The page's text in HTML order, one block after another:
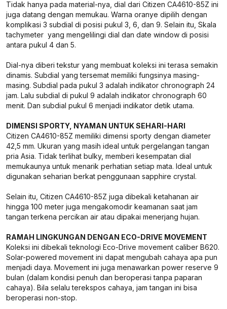
Tidak hanya pada material-nya, dial dari Citizen CA4610-85Z ini
juga datang dengan memukau. Warna oranye dipilih dengan
komplikasi 3 subdial di posisi pukul 3, 6, dan 9. Selain itu, Skala
tachymeter yang mengelilingi dial dan date window di posisi
antara pukul 4 dan 5.
Dial-nya diberi tekstur yang membuat koleksi ini terasa semakin
dinamis. Subdial yang tersemat memiliki fungsinya masing-
masing. Subdial pada pukul 3 adalah indikator chronograph 24
jam. Lalu subdial di pukul 9 adalah indikator chronograph 60
menit. Dan subdial pukul 6 menjadi indikator detik utama.
DIMENSI SPORTY, NYAMAN UNTUK SEHARI-HARI
Citizen CA4610-85Z memiliki dimensi sporty dengan diameter
42,5 mm. Ukuran yang masih ideal untuk pergelangan tangan
pria Asia. Tidak terlihat bulky, memberi kesempatan dial
memukaunya untuk menarik perhatian setiap mata. Ideal untuk
digunakan seharian berkat penggunaan sapphire crystal.
Selain itu, Citizen CA4610-85Z juga dibekali ketahanan air
hingga 100 meter juga mengakomodir keamanan saat jam
tangan terkena percikan air atau dipakai menerjang hujan.
RAMAH LINGKUNGAN DENGAN ECO-DRIVE MOVEMENT
Koleksi ini dibekali teknologi Eco-Drive movement caliber B620.
Solar-powered movement ini dapat mengubah cahaya apa pun
menjadi daya. Movement ini juga menawarkan power reserve 9
bulan (dalam kondisi penuh dan beroperasi tanpa paparan
cahaya). Bila selalu terekspos cahaya, jam tangan ini bisa
beroperasi non-stop.